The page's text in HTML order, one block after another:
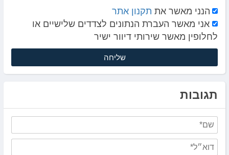
הנני מאשר את תקנון אתר
אני מאשר העברת הנתונים לצדדים שלישיים או
לחלופין מאשר שירותי דיוור ישיר
תגובות